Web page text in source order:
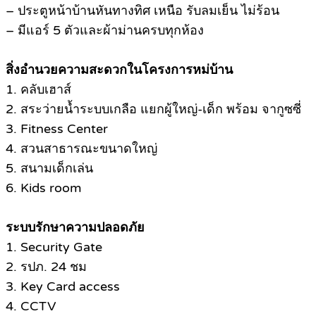
– ประตูหน้าบ้านหันทางทิศ เหนือ รับลมเย็น ไม่ร้อน
– มีแอร์ 5 ตัวและผ้าม่านครบทุกห้อง
สิ่งอำนวยความสะดวกในโครงการหม่บ้าน
1. คลับเฮาส์
2. สระว่ายน้ำระบบเกลือ แยกผู้ใหญ่-เด็ก พร้อม จากูซซี่
3. Fitness Center
4. สวนสาธารณะขนาดใหญ่
5. สนามเด็กเล่น
6. Kids room
ระบบรักษาความปลอดภัย
1. Security Gate
2. รปภ. 24 ชม
3. Key Card access
4. CCTV